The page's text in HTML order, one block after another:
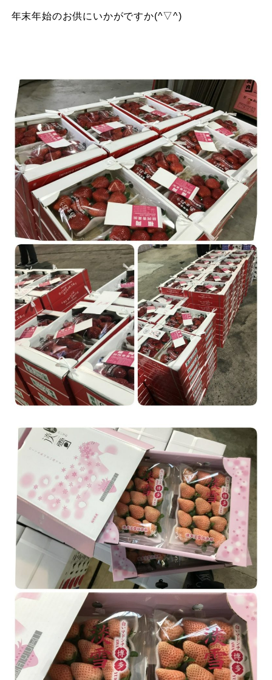
年末年始のお供にいかがですか(^▽^)